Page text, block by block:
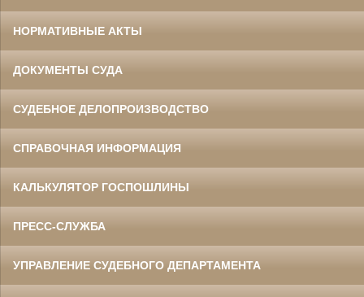
НОРМАТИВНЫЕ АКТЫ
ДОКУМЕНТЫ СУДА
СУДЕБНОЕ ДЕЛОПРОИЗВОДСТВО
СПРАВОЧНАЯ ИНФОРМАЦИЯ
КАЛЬКУЛЯТОР ГОСПОШЛИНЫ
ПРЕСС-СЛУЖБА
УПРАВЛЕНИЕ СУДЕБНОГО ДЕПАРТАМЕНТА